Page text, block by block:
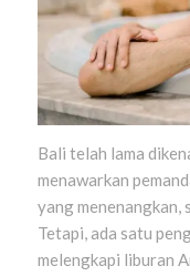
Bali telah lama
menawarkan
yang menenangkan,
Tetapi, ada satu
melengkapi liburan